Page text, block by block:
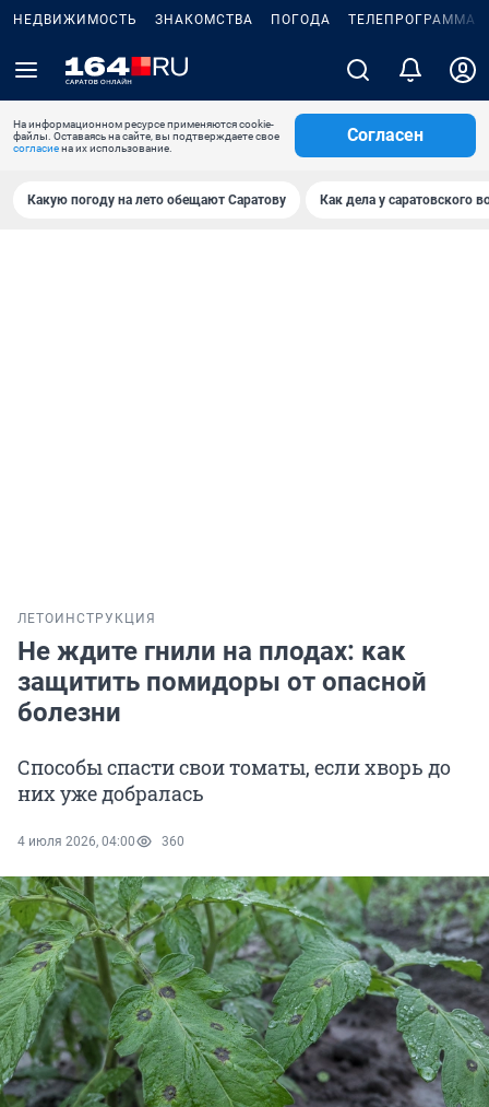
НЕДВИЖИМОСТЬ ЗНАКОМСТВА ПОГОДА ТЕЛЕПРОГРАММА
На информационном ресурсе применяются cookie-
файлы. Оставаясь на сайте, вы подтверждаете свое
согласиена их использование.
Согласен
Какую погоду на лето обещают Саратову Как дела у саратовского
ЛЕТО ИНСТРУКЦИЯ
Не ждите гнили на плодах: как
защитить помидоры от опасной
болезни
Способы спасти свои томаты, если хворь до
них уже добралась
4 июля 2026, 04:00 360